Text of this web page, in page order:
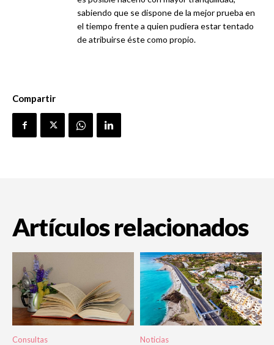
sabiendo que se dispone de la mejor prueba en
el tiempo frente a quien pudiera estar tentado
de atribuirse éste como propio.
Compartir
Artículos relacionados
Consultas Noticias